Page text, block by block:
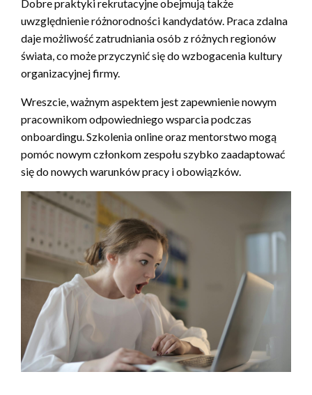
Dobre praktyki rekrutacyjne obejmują także
uwzględnienie różnorodności kandydatów. Praca zdalna
daje możliwość zatrudniania osób z różnych regionów
świata, co może przyczynić się do wzbogacenia kultury
organizacyjnej firmy.
Wreszcie, ważnym aspektem jest zapewnienie nowym
pracownikom odpowiedniego wsparcia podczas
onboardingu. Szkolenia online oraz mentorstwo mogą
pomóc nowym członkom zespołu szybko zaadaptować
się do nowych warunków pracy i obowiązków.